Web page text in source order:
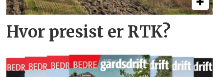
Hvor presist er RTK?